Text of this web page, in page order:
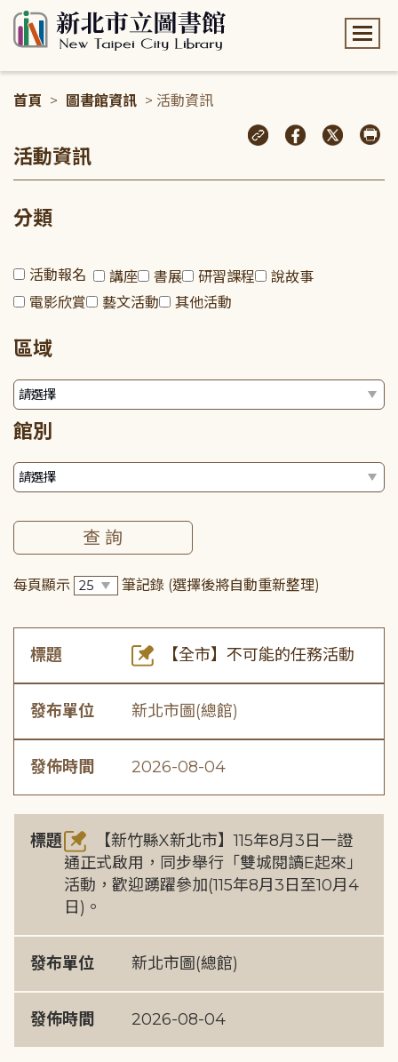
首頁 > 圖書館資訊 > 活動資訊
活動資訊
分類
活動報名 講座 書展 研習課程
說故事
電影欣賞
藝文活動 其他活動
區域
館別
每頁顯示 筆記錄 (選擇後將自動重新整理)
標題 【全市】不可能的任務活動
發布單位 新北市圖(總館)
發佈時間 2026-08-04
標題
【新竹縣X新北市】115年8月3日一證
通正式啟用，同步舉行「雙城閱讀E起來」
活動，歡迎踴躍參加(115年8月3日至10月4
日)。
發布單位 新北市圖(總館)
發佈時間 2026-08-04